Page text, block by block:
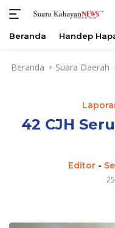
Beranda Handep
Beranda Suara Daerah
42 CJH
Editor -